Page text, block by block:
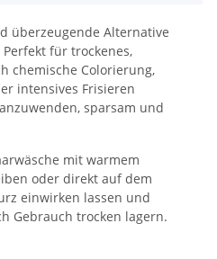
überzeugende Alternative
für trockenes,
chemische Colorierung,
intensives Frisieren
sparsam und
mit warmem
oder direkt auf dem
einwirken lassen und
Gebrauch trocken lagern.